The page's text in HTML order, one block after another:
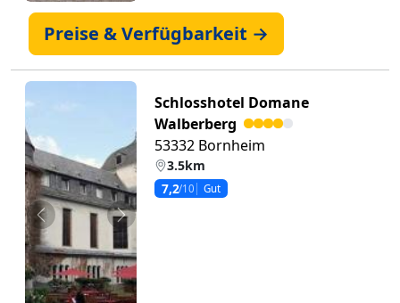
Preise & Verfügbarkeit →
Zurück Weiter
Schlosshotel Domane
Walberberg
53332 Bornheim
3.5km
7,2/10 Gut